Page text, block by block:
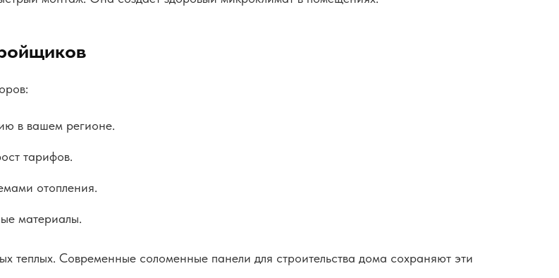
в вашем регионе.
тарифов.
отопления.
материалы.
теплых. Современные соломенные панели для строительства дома сохраняют эти